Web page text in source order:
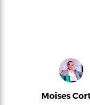
Moises